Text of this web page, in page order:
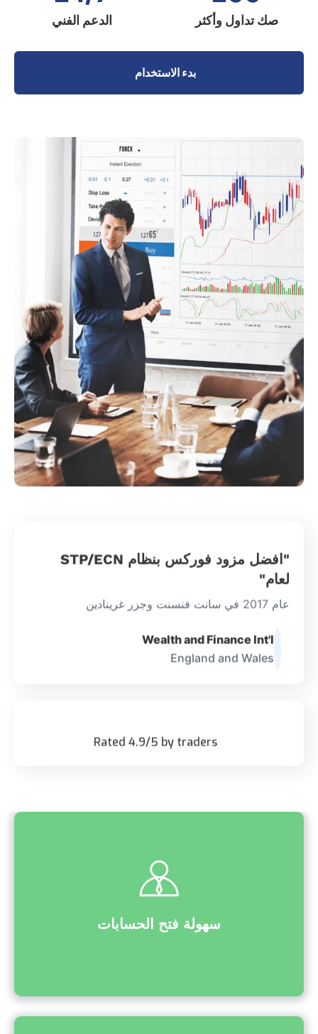
صك تداول وأكثر الدعم الفني
بدء الاستخدام
"افضل مزود فوركس بنظام STP/ECN
لعام"
عام 2017 في سانت فنسنت وجزر غرينادين
Wealth and Finance Int'l
England and Wales
Rated 4.9/5 by traders
سهولة فتح الحسابات